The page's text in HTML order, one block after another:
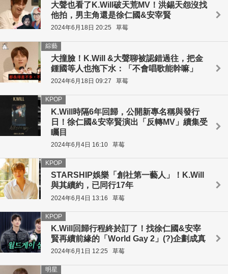
大聲也看了K.Will破天荒MV！洪錫天怨沒找
他拍，男主角還是徐仁國&安宰賢
2024年6月18日 20:25 草莓
大撞臉！K.Will &大聲聊被認錯過往，把金
鍾國等人也拖下水：「不會唱歌能幹嘛」
綜藝
2024年6月18日 09:27 草莓
K.Will時隔6年回歸，公開新專名稱與發行
日！徐仁國&安宰賢演出「反轉MV」續集受
矚目
KPOP
2024年6月4日 16:10 草莓
STARSHIP娛樂「創社第一藝人」！K.Will
與其續約，已同行17年
KPOP
2024年6月4日 13:16 草莓
K.Will回歸行程終於訂了！找徐仁國&安宰
賢再續前緣的「World Gay 2」(?)企劃成真
KPOP
2024年6月1日 12:25 草莓
明星